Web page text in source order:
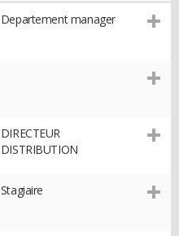
Departement manager
DIRECTEUR
DISTRIBUTION
Stagiaire